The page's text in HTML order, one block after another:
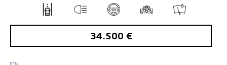
34.500 €